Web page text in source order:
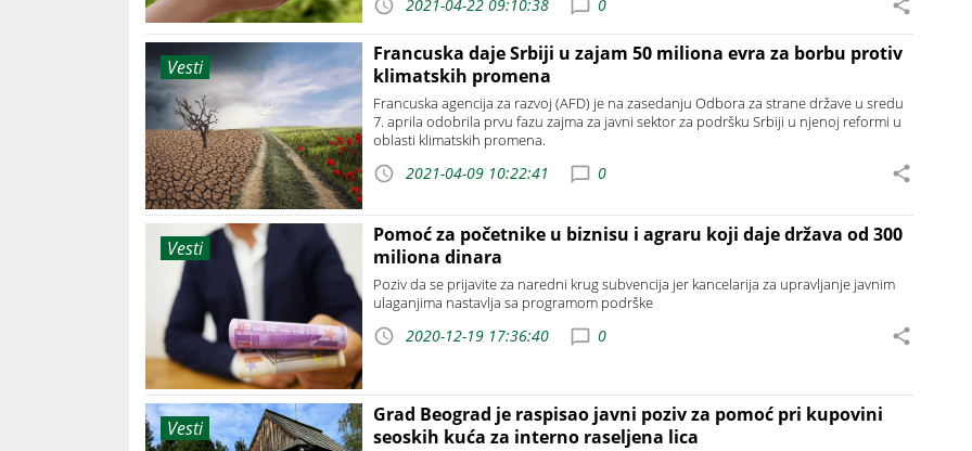
2021-04-22 09:10:38 0
Vesti
Francuska daje Srbiji u zajam 50 miliona evra za borbu protiv
klimatskih promena
Francuska agencija za razvoj (AFD) je na zasedanju Odbora za strane države u sredu
7. aprila odobrila prvu fazu zajma za javni sektor za podršku Srbiji u njenoj reformi u
oblasti klimatskih promena.
2021-04-09 10:22:41 0
Vesti
Pomoć za početnike u biznisu i agraru koji daje država od 300
miliona dinara
Poziv da se prijavite za naredni krug subvencija jer kancelarija za upravljanje javnim
ulaganjima nastavlja sa programom podrške
2020-12-19 17:36:40 0
Vesti
Grad Beograd je raspisao javni poziv za pomoć pri kupovini
seoskih kuća za interno raseljena lica